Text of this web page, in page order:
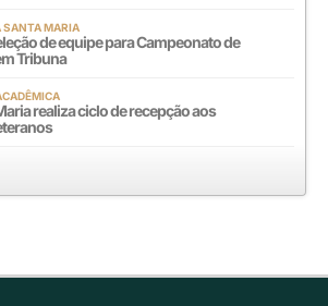
SANTA MARIA
de equipe para Campeonato de
Tribuna
realiza ciclo de recepção aos